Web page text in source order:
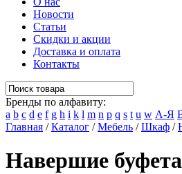
Новости
Статьи
Скидки и акции
Доставка и оплата
Контакты
Бренды по алфавиту:
a b c d e f g h i k l m n p q s t u w А-Я
Главная /Каталог /Мебель /Шкаф /
Навершие буфета